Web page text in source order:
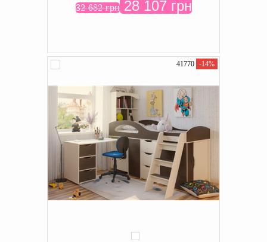
32 682 грн28 107 грн
41770 -14%